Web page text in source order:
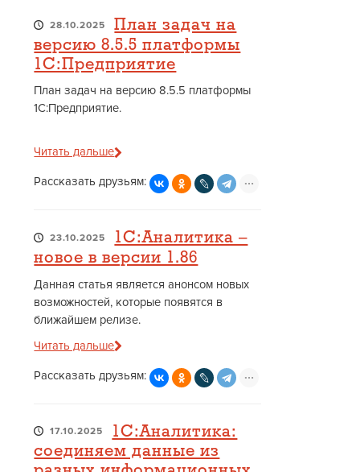
28.10.2025
План задач на
версию 8.5.5 платформы
1С:Предприятие
План задач на версию 8.5.5 платформы
1С:Предприятие.
Читать дальше
Рассказать друзьям:
23.10.2025
1С:Аналитика –
новое в версии 1.86
Данная статья является анонсом новых
возможностей, которые появятся в
ближайшем релизе.
Читать дальше
Рассказать друзьям:
17.10.2025
1С:Аналитика:
соединяем данные из